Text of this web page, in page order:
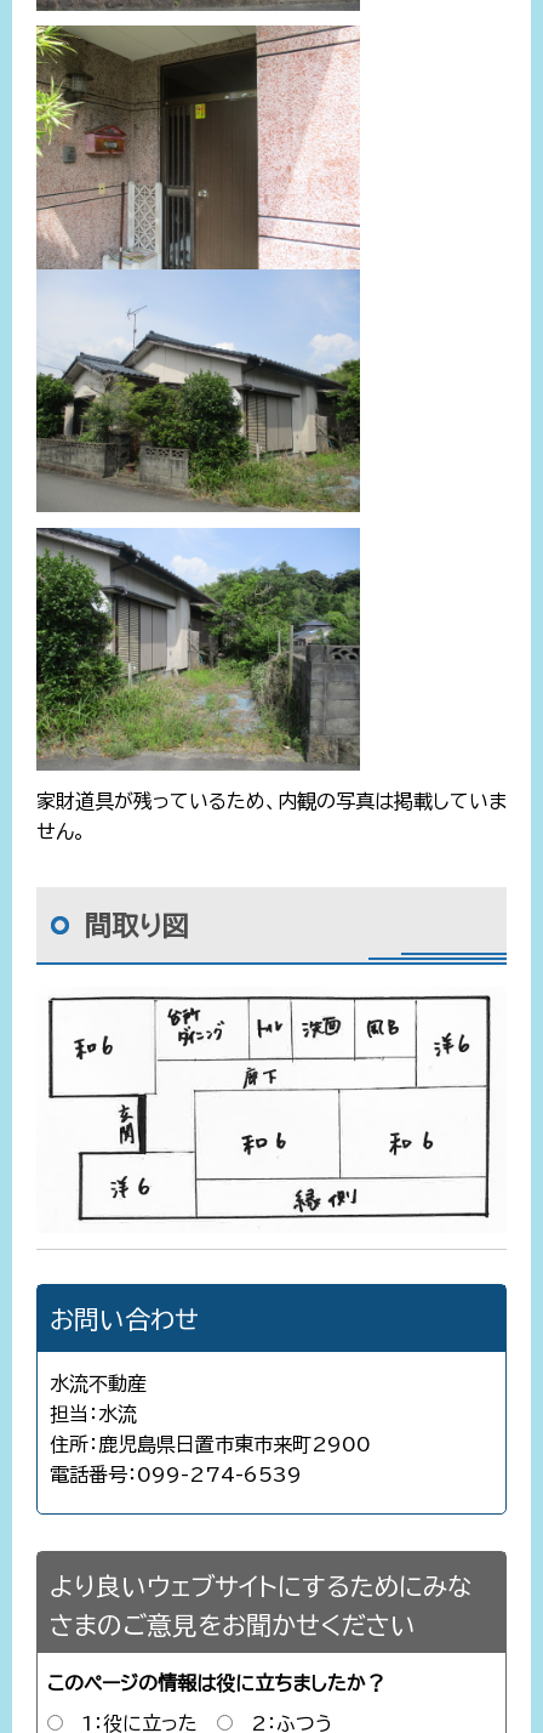
家財道具が残っているため、内観の写真は掲載していま
せん。
間取り図
お問い合わせ
水流不動産
担当：水流
住所：鹿児島県日置市東市来町2900
電話番号：099-274-6539
より良いウェブサイトにするためにみな
さまのご意見をお聞かせください
このページの情報は役に立ちましたか？
1：役に立った 2：ふつう